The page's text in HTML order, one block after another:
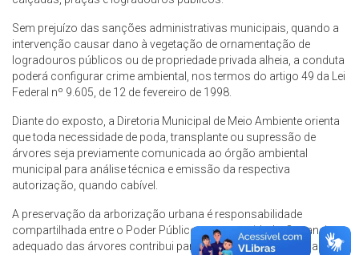
Sem prejuízo das sanções administrativas municipais, quando a
intervenção causar dano à vegetação de ornamentação de
logradouros públicos ou de propriedade privada alheia, a conduta
poderá configurar crime ambiental, nos termos do artigo 49 da Lei
Federal nº 9.605, de 12 de fevereiro de 1998.
Diante do exposto, a Diretoria Municipal de Meio Ambiente orienta
que toda necessidade de poda, transplante ou supressão de
árvores seja previamente comunicada ao órgão ambiental
municipal para análise técnica e emissão da respectiva
autorização, quando cabível.
A preservação da arborização urbana é responsabilidade
compartilhada entre o Poder Público e a comunidade. O manejo
adequado das árvores contribui para a segurança da população,